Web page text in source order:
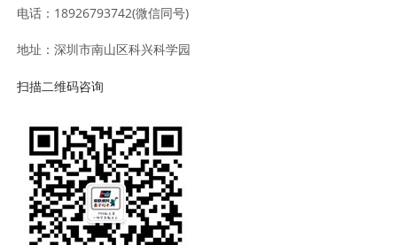
电话：18926793742(微信同号)
地址：深圳市南山区科兴科学园
扫描二维码咨询